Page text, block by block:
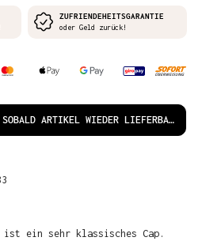
ZUFRIENDEHEITSGARANTIE
oder Geld zurück!
SOBALD ARTIKEL WIEDER LIEFERBAR IST!
ist ein sehr klassisches Cap.